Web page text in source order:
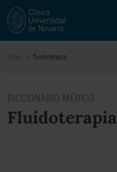
Inicio > fluidoterapia
DICCIONARIO MÉDICO
Fluidoterapia